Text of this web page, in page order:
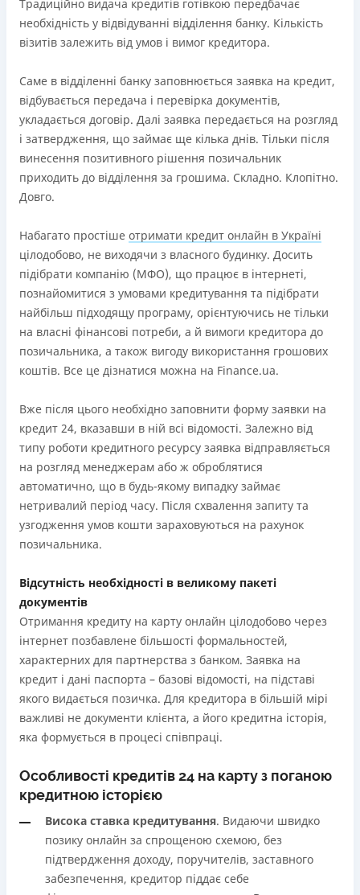
Вся інформація про кредит
ОТРИМАТИ ПОЗИКУ Детальніше
Традиційно видача кредитів готівкою передбачає
необхідність у відвідуванні відділення банку. Кількість
візитів залежить від умов і вимог кредитора.
Саме в відділенні банку заповнюється заявка на кредит,
відбувається передача і перевірка документів,
укладається договір. Далі заявка передається на розгляд
і затвердження, що займає ще кілька днів. Тільки після
винесення позитивного рішення позичальник
приходить до відділення за грошима. Складно. Клопітно.
Довго.
Набагато простіше отримати кредит онлайн в Україні
цілодобово, не виходячи з власного будинку. Досить
підібрати компанію (МФО), що працює в інтернеті,
познайомитися з умовами кредитування та підібрати
найбільш підходящу програму, орієнтуючись не тільки
на власні фінансові потреби, а й вимоги кредитора до
позичальника, а також вигоду використання грошових
коштів. Все це дізнатися можна на Finance.ua.
Вже після цього необхідно заповнити форму заявки на
кредит 24, вказавши в ній всі відомості. Залежно від
типу роботи кредитного ресурсу заявка відправляється
на розгляд менеджерам або ж оброблятися
автоматично, що в будь-якому випадку займає
нетривалий період часу. Після схвалення запиту та
узгодження умов кошти зараховуються на рахунок
позичальника.
Відсутність необхідності в великому пакеті
документів
Отримання кредиту на карту онлайн цілодобово через
інтернет позбавлене більшості формальностей,
характерних для партнерства з банком. Заявка на
кредит і дані паспорта – базові відомості, на підставі
якого видається позичка. Для кредитора в більшій мірі
важливі не документи клієнта, а його кредитна історія,
яка формується в процесі співпраці.
Особливості кредитів 24 на карту з поганою
кредитною історією
Висока ставка кредитування. Видаючи швидко
позику онлайн за спрощеною схемою, без
підтвердження доходу, поручителів, заставного
забезпечення, кредитор піддає себе